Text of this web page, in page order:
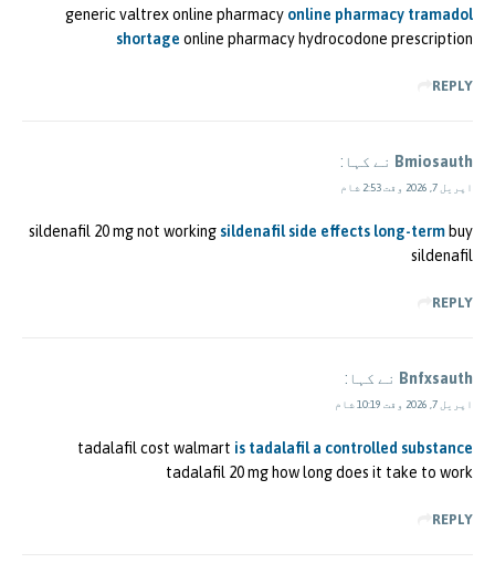
generic valtrex online pharmacy online pharmacy tramadol
shortage online pharmacy hydrocodone prescription
REPLY
Bmiosauth نے کہا:
اپریل 7, 2026 وقت 2:53 شام
sildenafil 20 mg not working sildenafil side effects long-term buy
sildenafil
REPLY
Bnfxsauth نے کہا:
اپریل 7, 2026 وقت 10:19 شام
tadalafil cost walmart is tadalafil a controlled substance
tadalafil 20 mg how long does it take to work
REPLY